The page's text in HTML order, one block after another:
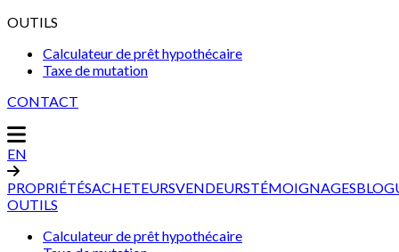
OUTILS
Calculateur de prêt hypothécaire
Taxe de mutation
CONTACT
EN
PROPRIÉTÉSACHETEURSVENDEURSTÉMOIGNAGES
OUTILS
Calculateur de prêt hypothécaire